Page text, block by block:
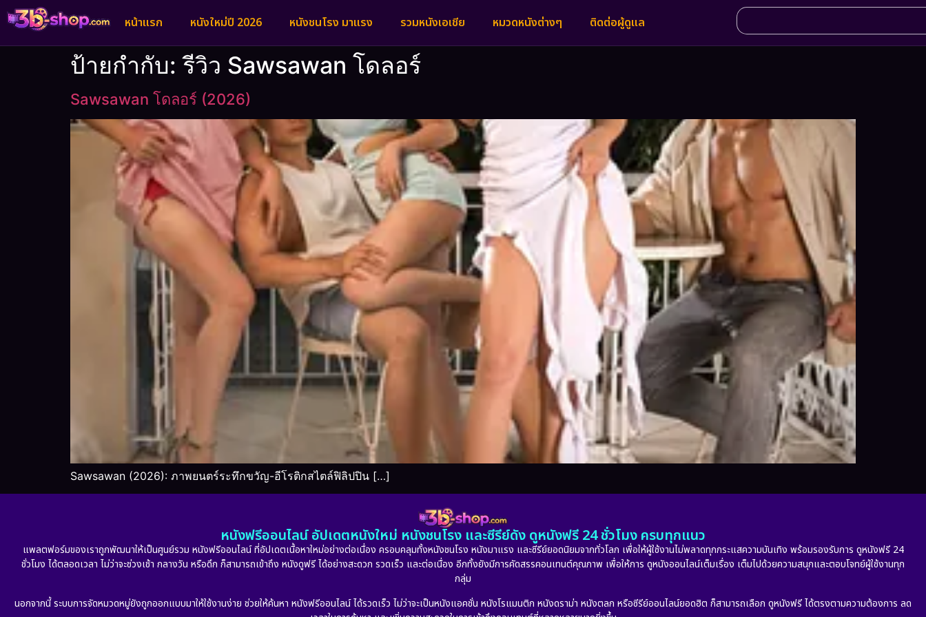
หน้าแรก หนังใหม่ปี 2026 หนังชนโรง มาแรง รวมหนังเอเชีย หมวดหนังต่างๆ ติดต่อผู้ดูแล
ป้ายกำกับ:รีวิว Sawsawan โดลอร์
Sawsawan โดลอร์ (2026)
Sawsawan (2026): ภาพยนตร์ระทึกขวัญ-อีโรติกสไตล์ฟิลิปปิน […]
หนังฟรีออนไลน์ อัปเดตหนังใหม่ หนังชนโรง และซีรีย์ดัง ดูหนังฟรี 24 ชั่วโมง ครบทุกแนว
แพลตฟอร์มของเราถูกพัฒนาให้เป็นศูนย์รวม หนังฟรีออนไลน์ ที่อัปเดตเนื้อหาใหม่อย่างต่อเนื่อง ครอบคลุมทั้งหนังชนโรง หนังมาแรง และซีรีย์ยอดนิยมจากทั่วโลก เพื่อให้ผู้ใช้งานไม่พลาดทุกกระแสความบันเทิง พร้อมรองรับการ ดูหนังฟรี 24
ชั่วโมง ได้ตลอดเวลา ไม่ว่าจะช่วงเช้า กลางวัน หรือดึก ก็สามารถเข้าถึง หนังดูฟรี ได้อย่างสะดวก รวดเร็ว และต่อเนื่อง อีกทั้งยังมีการคัดสรรคอนเทนต์คุณภาพ เพื่อให้การ ดูหนังออนไลน์เต็มเรื่อง เต็มไปด้วยความสนุกและตอบโจทย์ผู้ใช้งานทุก
กลุ่ม
นอกจากนี้ ระบบการจัดหมวดหมู่ยังถูกออกแบบมาให้ใช้งานง่าย ช่วยให้ค้นหา หนังฟรีออนไลน์ ได้รวดเร็ว ไม่ว่าจะเป็นหนังแอคชั่น หนังโรแมนติก หนังดราม่า หนังตลก หรือซีรีย์ออนไลน์ยอดฮิต ก็สามารถเลือก ดูหนังฟรี ได้ตรงตามความต้องการ ลด